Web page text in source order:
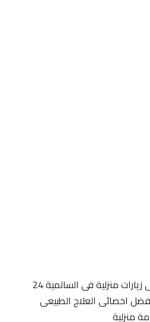
نقدمة خدمة المساج المنزلى زيارات منزلية فى السالمية 24
اخصائى العلاج الطبيعى